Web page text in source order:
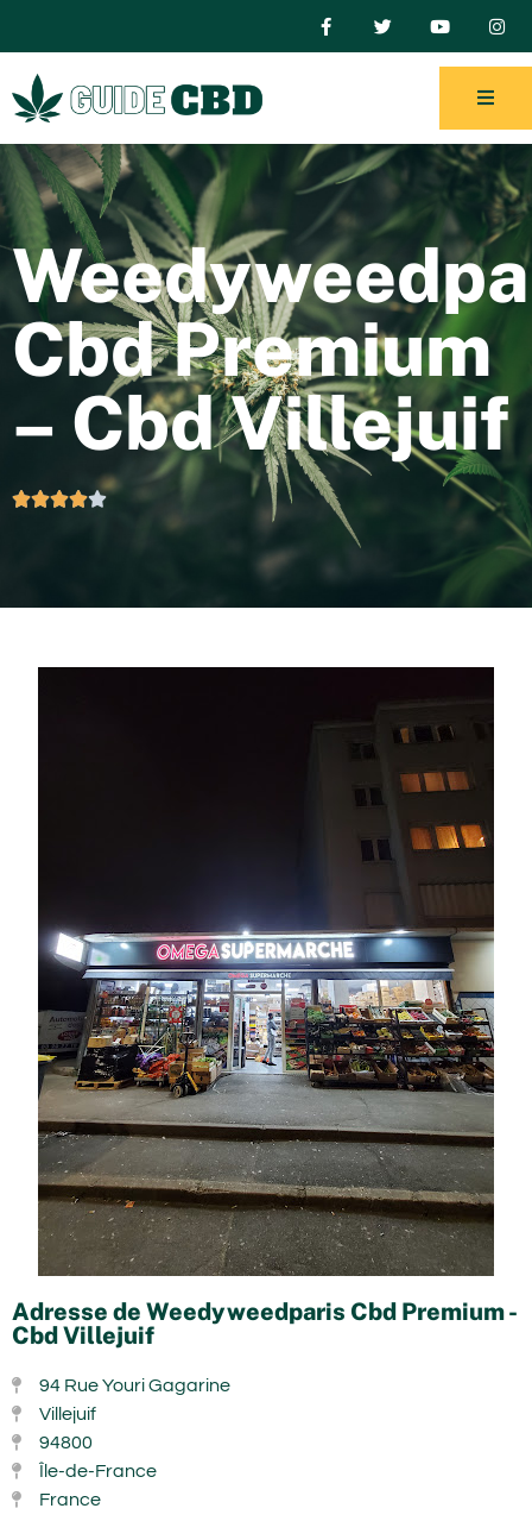
Cbd Premium
– Cbd Villejuif

Adresse de Weedyweedparis Cbd Premium -
Cbd Villejuif
94 Rue Youri Gagarine
Villejuif
94800
Île-de-France
France